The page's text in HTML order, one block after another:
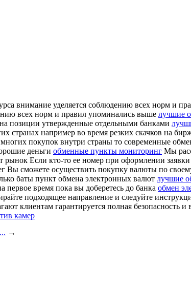
внимание уделяется соблюдению всех норм и
всех норм и правил упоминались выше лучшие
позиции утвержденные отдельными банками
странах например во время резких скачков на
многих покупок внутри страны то современные
деньги обменные пункты мониторинг Мы
рынок Если кто-то ее номер при оформлении заявки
Вы сможете осуществить покупку валюты по
баты пункт обмена электронных валют лучшие
время пока вы доберетесь до банка обмен
подходящее направление и следуйте
клиентам гарантируется полная безопасность и
камер
→